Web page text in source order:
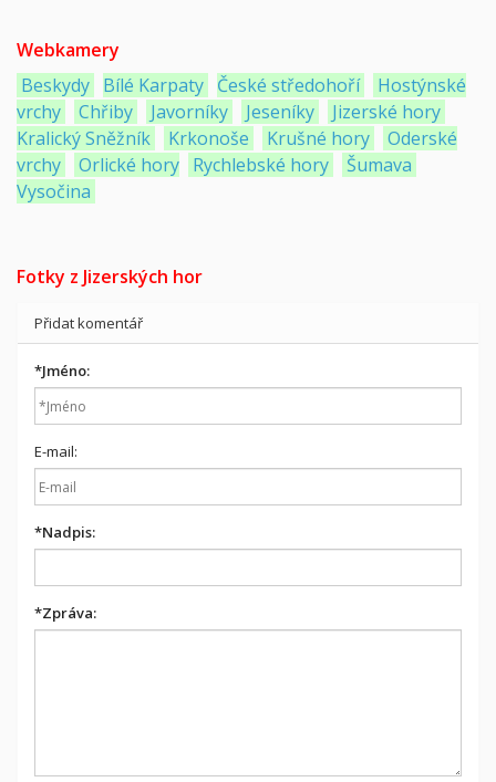
Webkamery
Beskydy Bílé Karpaty České středohoří
Hostýnské
vrchy
Chřiby Javorníky Jeseníky
Jizerské hory
Kralický Sněžník
Krkonoše Krušné hory
Oderské
vrchy
Orlické hory Rychlebské hory
Šumava
Vysočina
Fotky z Jizerských hor
Přidat komentář
*Jméno:
E-mail:
*Nadpis:
*Zpráva: